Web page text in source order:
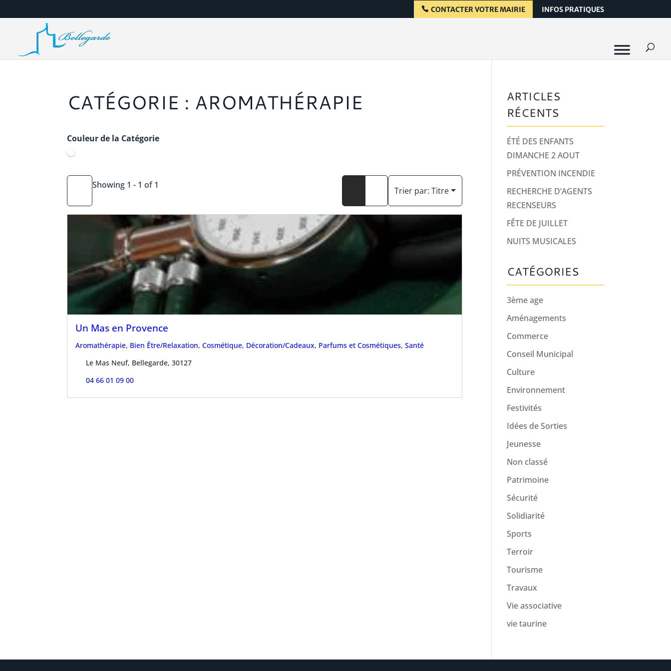
CONTACTER VOTRE MAIRIE INFOS PRATIQUES
CATÉGORIE : AROMATHÉRAPIE
Couleur de la Catégorie
Showing 1 - 1 of 1
Trier par:Titre
Un Mas en Provence
Aromathérapie, Bien Être/Relaxation,Cosmétique, Décoration/Cadeaux, Parfums et Cosmétiques,Santé
Le Mas Neuf, Bellegarde, 30127
04 66 01 09 00
ARTICLES
RÉCENTS
ÉTÉ DES ENFANTS
DIMANCHE 2 AOUT
PRÉVENTION INCENDIE
RECHERCHE D’AGENTS
RECENSEURS
FÊTE DE JUILLET
NUITS MUSICALES
CATÉGORIES
3ème age
Aménagements
Commerce
Conseil Municipal
Culture
Environnement
Festivités
Idées de Sorties
Jeunesse
Non classé
Patrimoine
Sécurité
Solidiarité
Sports
Terroir
Tourisme
Travaux
Vie associative
vie taurine